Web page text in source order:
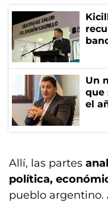
Un
que
el
Allí, las partes
política,
pueblo argentino.